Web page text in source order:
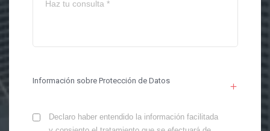
Información sobre Protección de Datos
Declaro haber entendido la información facilitada